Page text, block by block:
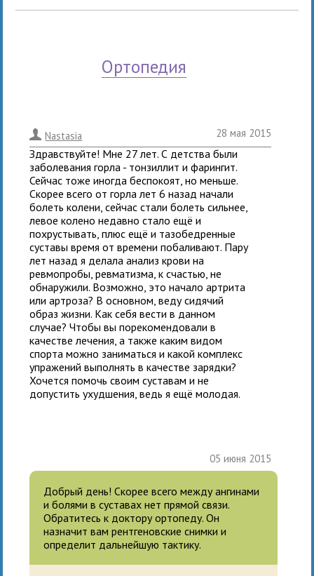
ортопедия
. Nastasia 28 мая 2015
Здравствуйте! Мне 27 лет. С детства были
заболевания горла - тонзиллит и фарингит.
Сейчас тоже иногда беспокоят, но меньше.
Скорее всего от горла лет 6 назад начали
болеть колени, сейчас стали болеть сильнее,
левое колено недавно стало ещё и
похрустывать, плюс ещё и тазобедренные
суставы время от времени побаливают. Пару
лет назад я делала анализ крови на
ревмопробы, ревматизма, к счастью, не
обнаружили. Возможно, это начало артрита
или артроза? В основном, веду сидячий
образ жизни. Как себя вести в данном
случае? Чтобы вы порекомендовали в
качестве лечения, а также каким видом
спорта можно заниматься и какой комплекс
упражений выполнять в качестве зарядки?
Хочется помочь своим суставам и не
допустить ухудшения, ведь я ещё молодая.
05 июня 2015
Добрый день! Скорее всего между ангинами
и болями в суставах нет прямой связи.
Обратитесь к доктору ортопеду. Он
назначит вам рентгеновские снимки и
определит дальнейшую тактику.